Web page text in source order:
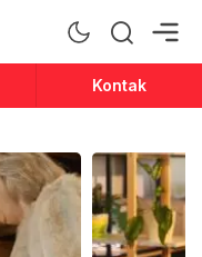
Kontak